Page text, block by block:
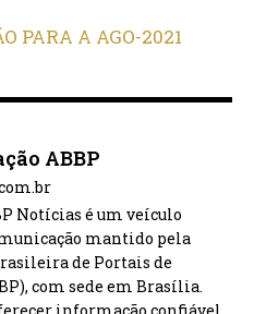
PARA A AGO-2021
ABBP
Notícias é um veículo
mantido pela
de Portais de
com sede em Brasília.